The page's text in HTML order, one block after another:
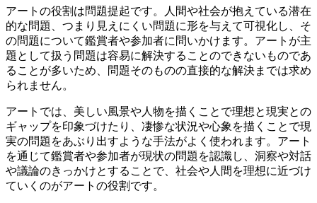
アートの役割は問題提起です。人間や社会が抱えている潜在
的な問題、つまり見えにくい問題に形を与えて可視化し、そ
の問題について鑑賞者や参加者に問いかけます。アートが主
題として扱う問題は容易に解決することのできないものであ
ることが多いため、問題そのものの直接的な解決までは求め
られません。
アートでは、美しい風景や人物を描くことで理想と現実との
ギャップを印象づけたり、凄惨な状況や心象を描くことで現
実の問題をあぶり出すような手法がよく使われます。アート
を通じて鑑賞者や参加者が現状の問題を認識し、洞察や対話
や議論のきっかけとすることで、社会や人間を理想に近づけ
ていくのがアートの役割です。